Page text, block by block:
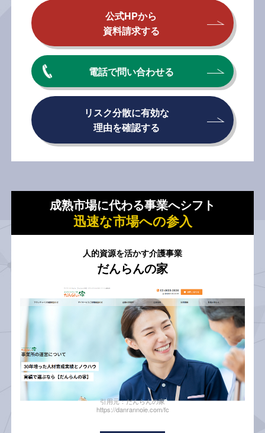
公式HPから
資料請求する
電話で問い合わせる
リスク分散に有効な
理由を確認する
成熟市場に代わる事業へシフト
迅速な市場への参入
人的資源を活かす介護事業
だんらんの家
引用元：だんらんの家
https://danrannoie.com/fc